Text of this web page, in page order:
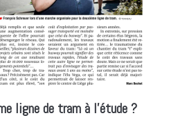
ligne de tram à l’étude ?